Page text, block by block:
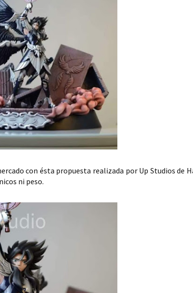
con ésta propuesta realizada por Up Studios de
ni peso.